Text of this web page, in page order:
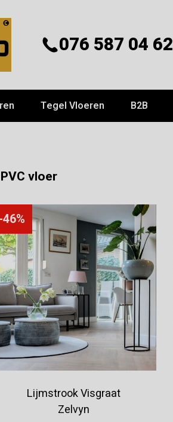
076 587 04 62
Tegel Vloeren B2B
vloer
Lijmstrook Visgraat
Zelvyn